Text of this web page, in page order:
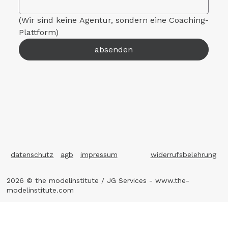
(Wir sind keine Agentur, sondern eine Coaching-
Plattform)
absenden
agb
datenschutz impressum widerrufsbelehrung
2026 © the modelinstitute / JG Services -www.the-
modelinstitute.com